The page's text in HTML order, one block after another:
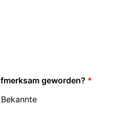
geworden? *